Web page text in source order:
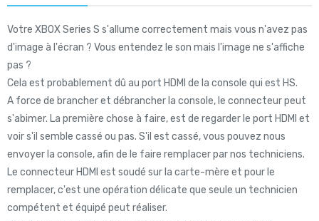
Votre XBOX Series S s'allume correctement mais vous n'avez pas
d'image à l'écran ? Vous entendez le son mais l'image ne s'affiche
pas ?
Cela est probablement dû au port HDMI de la console qui est HS.
A force de brancher et débrancher la console, le connecteur peut
s'abimer. La première chose à faire, est de regarder le port HDMI et
voir s'il semble cassé ou pas. S'il est cassé, vous pouvez nous
envoyer la console, afin de le faire remplacer par nos techniciens.
Le connecteur HDMI est soudé sur la carte-mère et pour le
remplacer, c'est une opération délicate que seule un technicien
compétent et équipé peut réaliser.